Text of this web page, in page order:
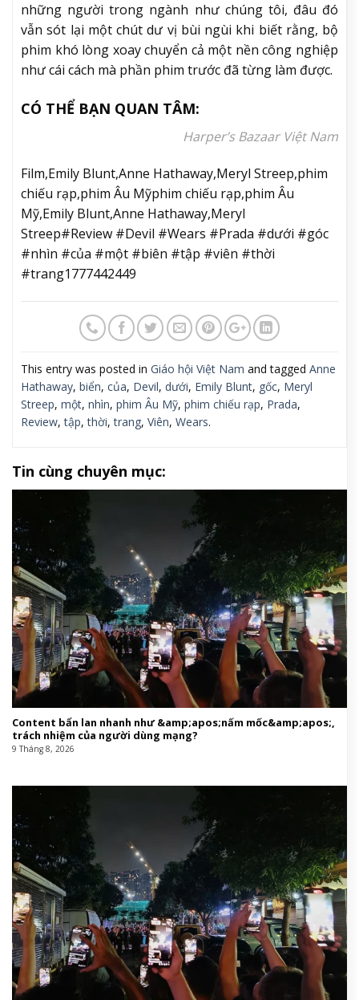
những người trong ngành như chúng tôi, đâu đó
vẫn sót lại một chút dư vị bùi ngùi khi biết rằng, bộ
phim khó lòng xoay chuyển cả một nền công nghiệp
như cái cách mà phần phim trước đã từng làm được.
CÓ THỂ BẠN QUAN TÂM:
Harper’s Bazaar Việt Nam
Film,Emily Blunt,Anne Hathaway,Meryl Streep,phim
chiếu rạp,phim Âu Mỹphim chiếu rạp,phim Âu
Mỹ,Emily Blunt,Anne Hathaway,Meryl
Streep#Review #Devil #Wears #Prada #dưới #góc
#nhìn #của #một #biên #tập #viên #thời
#trang1777442449
This entry was posted in Giáo hội Việt Nam and tagged Anne
Hathaway, biển, của, Devil, dưới, Emily Blunt, gốc, Meryl
Streep, một, nhìn, phim Âu Mỹ, phim chiếu rạp, Prada,
Review,tập,thời,trang, Viên, Wears.
Tin cùng chuyên mục:
Content bẩn lan nhanh như &amp;apos;nấm mốc&amp;apos;,
trách nhiệm của người dùng mạng?
9 Tháng 8, 2026